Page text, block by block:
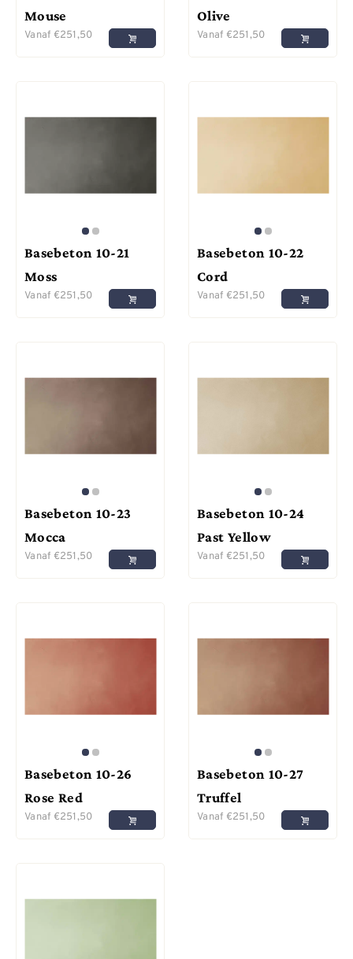
Mouse
Vanaf €251,50
Olive
Vanaf €251,50
Basebeton 10-21
Moss
Vanaf €251,50
Basebeton 10-22
Cord
Vanaf €251,50
Basebeton 10-23
Mocca
Vanaf €251,50
Basebeton 10-24
Past Yellow
Vanaf €251,50
Basebeton 10-26
Rose Red
Vanaf €251,50
Basebeton 10-27
Truffel
Vanaf €251,50